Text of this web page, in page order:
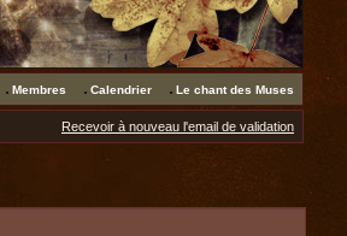
Membres Calendrier Le chant des Muses
Recevoir à nouveau l'email de validation